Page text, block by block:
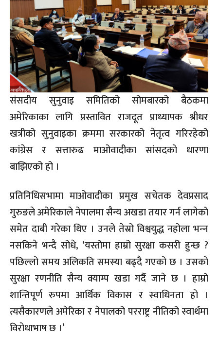
संसदीय सुनुवाइ समितिको सोमबारको बैठकमा
अमेरिकाका लागि प्रस्तावित राजदूत प्राध्यापक श्रीधर
खत्रीको सुनुवाइका क्रममा सरकारको नेतृत्व गरिरहेको
कांग्रेस र सत्तारुढ माओवादीका सांसदको धारणा
बाझिएको हो ।
प्रतिनिधिसभामा माओवादीका प्रमुख सचेतक देवप्रसाद
गुरुङले अमेरिकाले नेपालमा सैन्य अखडा तयार गर्न लागेको
समेत दाबी गरेका थिए । उनले तेस्रो विश्वयुद्ध नहोला भन्‍न
नसकिने भन्दै सोधे, ‘यस्तोमा हाम्रो सुरक्षा कसरी हुन्छ ?
पछिल्लो समय अलिकति समस्या बढ्दै गएको छ । उसको
सुरक्षा रणनीति सैन्य क्याम्प खडा गर्दै जाने छ । हाम्रो
शान्तिपूर्ण रुपमा आर्थिक विकास र स्वाधिनता हो ।
त्यसैकारणले अमेरिका र नेपालको परराष्ट्र नीतिको स्वार्थमा
विरोधाभाष छ ।’